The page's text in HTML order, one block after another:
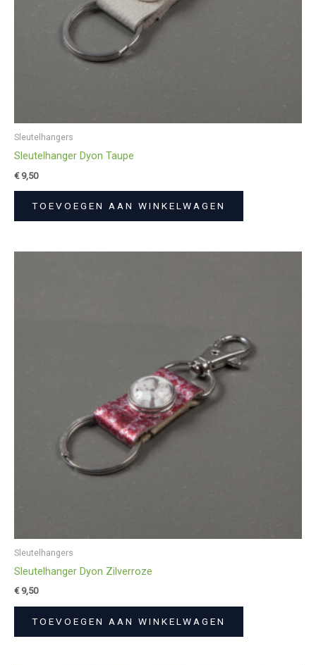
Sleutelhangers
Sleutelhanger Dyon Taupe
€9,50
TOEVOEGEN AAN WINKELWAGEN
Sleutelhangers
Sleutelhanger Dyon Zilverroze
€9,50
TOEVOEGEN AAN WINKELWAGEN